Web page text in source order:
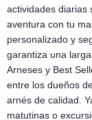
actividades diarias
aventura con tu
personalizado y
garantiza una
Arneses y Best
entre los dueños
arnés de calidad.
matutinas o